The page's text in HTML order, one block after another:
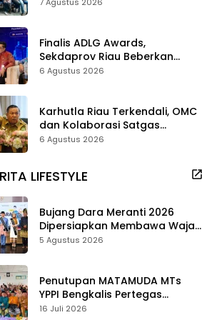
Finalis ADLG Awards,
Sekdaprov Riau Beberkan
Strategi Digitalisasi untuk
6 Agustus 2026
Karhutla Riau Terkendali, OMC
dan Kolaborasi Satgas
Berhasil Tekan Titik Api
6 Agustus 2026
LIFESTYLE
Bujang Dara Meranti 2026
Dipersiapkan Membawa Wajah
Daerah ke Publik
5 Agustus 2026
Penutupan MATAMUDA MTs
YPPI Bengkalis Pertegas
Pendidikan Berbasis Adat dan
16 Juli 2026